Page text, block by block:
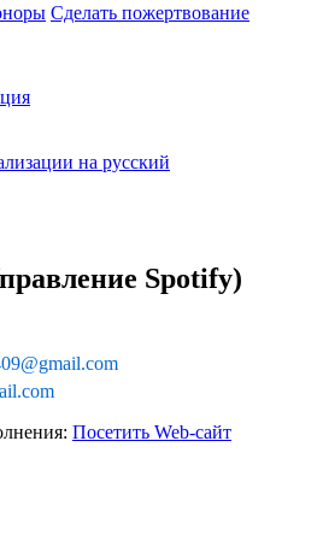
Сделать пожертвование
на русский
Spotify)
Посетить Web-сайт